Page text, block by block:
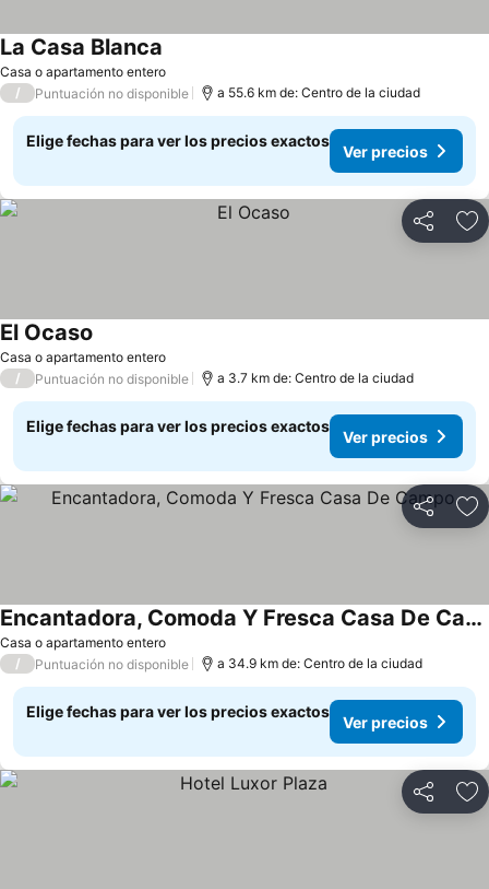
Casa o apartamento entero
La Casa Blanca
/ Puntuación no disponible a 55.6 km de: Centro de la ciudad
Elige fechas para ver los precios exactos
Ver precios
Compartir
Casa o apartamento entero
El Ocaso
/ Puntuación no disponible a 3.7 km de: Centro de la ciudad
Elige fechas para ver los precios exactos
Ver precios
Compartir
Casa o apartamento entero
Encantadora, Comoda Y Fresca Casa De Campo
Ver precios
/ Puntuación no disponible a 34.9 km de: Centro de la ciudad
Elige fechas para ver los precios exactos
Ver precios
Compartir